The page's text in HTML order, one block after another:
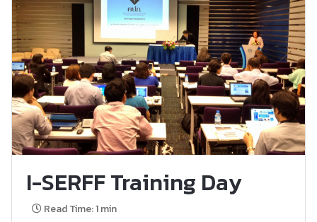
I-SERFF Training Day
Read Time: 1 min